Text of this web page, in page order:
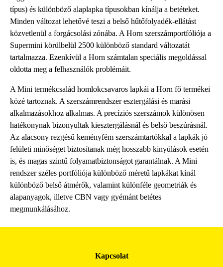
típus) és különböző alaplapka típusokban kínálja a betéteket.
Minden változat lehetővé teszi a belső hűtőfolyadék-ellátást
közvetlenül a forgácsolási zónába. A Horn szerszámportfóliója a
Supermini körülbelül 2500 különböző standard változatát
tartalmazza. Ezenkívül a Horn számtalan speciális megoldással
oldotta meg a felhasználók problémáit.
A Mini termékcsalád homlokcsavaros lapkái a Horn fő termékei
közé tartoznak. A szerszámrendszer esztergálási és marási
alkalmazásokhoz alkalmas. A precíziós szerszámok különösen
hatékonynak bizonyultak kiesztergálásnál és belső beszúrásnál.
Az alacsony rezgésű keményfém szerszámtartókkal a lapkák jó
felületi minőséget biztosítanak még hosszabb kinyúlások esetén
is, és magas szintű folyamatbiztonságot garantálnak. A Mini
rendszer széles portfóliója különböző méretű lapkákat kínál
különböző belső átmérők, valamint különféle geometriák és
alapanyagok, illetve CBN vagy gyémánt betétes
megmunkálásához.
Kapcsolat